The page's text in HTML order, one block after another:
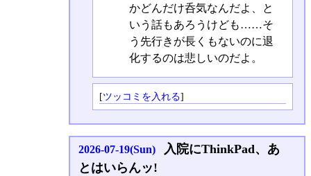
かどんだけ呑気なんだよ、と
いう話もあろうけども……そ
う先行きが長くもないのに退
化するのは悲しいのだよ。
[ツッコミを入れる]
2026-07-19(Sun)
入院にThinkPad、あ
とはいらんッ!